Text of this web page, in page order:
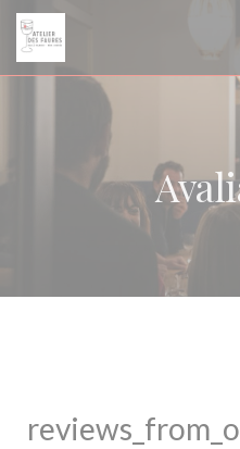
Painel de Gerenciamento de Cookies